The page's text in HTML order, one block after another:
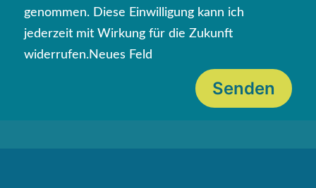
genommen. Diese Einwilligung kann ich
jederzeit mit Wirkung für die Zukunft
widerrufen.Neues Feld
Senden